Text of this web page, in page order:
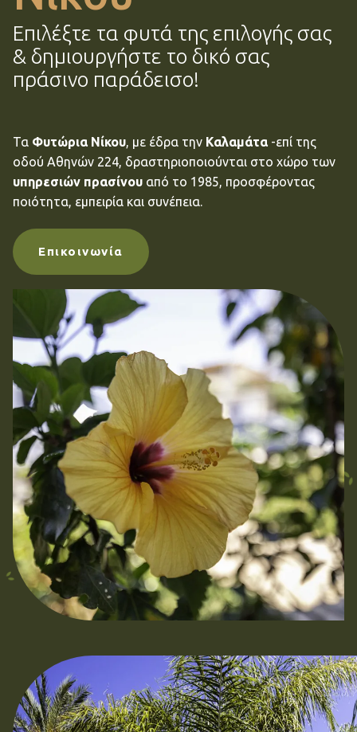
Επιλέξτε τα φυτά της επιλογής σας
& δημιουργήστε το δικό σας
πράσινο παράδεισο!
Τα Φυτώρια Νίκου, με έδρα την Καλαμάτα-επί της
οδού Αθηνών 224, δραστηριοποιούνται στο χώρο των
υπηρεσιών πρασίνου από το 1985, προσφέροντας
ποιότητα, εμπειρία και συνέπεια.
Eπικοινωνία